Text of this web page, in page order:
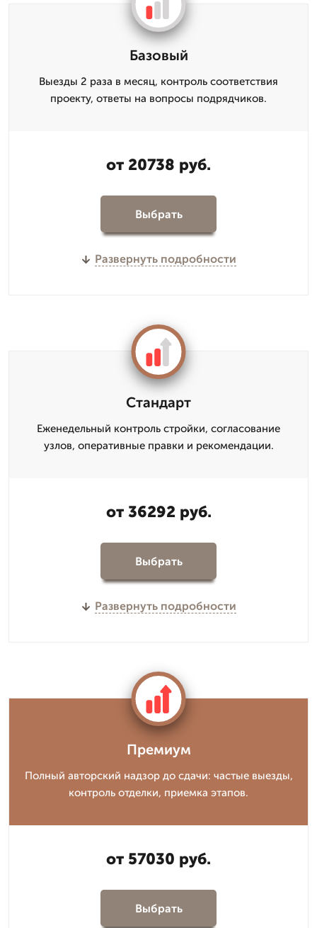
Базовый
Выезды 2 раза в месяц, контроль соответствия
проекту, ответы на вопросы подрядчиков.
от 20738 руб.
Выбрать
Развернуть подробности
Стандарт
Еженедельный контроль стройки, согласование
узлов, оперативные правки и рекомендации.
от 36292 руб.
Выбрать
Развернуть подробности
Премиум
Полный авторский надзор до сдачи: частые выезды,
контроль отделки, приемка этапов.
от 57030 руб.
Выбрать